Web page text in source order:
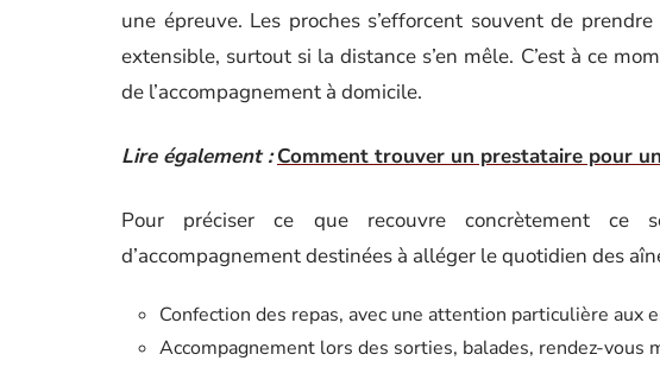
une épreuve. Les proches s’efforcent souvent de
extensible, surtout si la distance s’en mêle. C’est à ce
de l’accompagnement à domicile.
Lire également : Comment trouver un prestataire pour
Pour préciser ce que recouvre concrètement ce
d’accompagnement destinées à alléger le quotidien des
Confection des repas, avec une attention particulière aux
Accompagnement lors des sorties, balades, rendez-vous